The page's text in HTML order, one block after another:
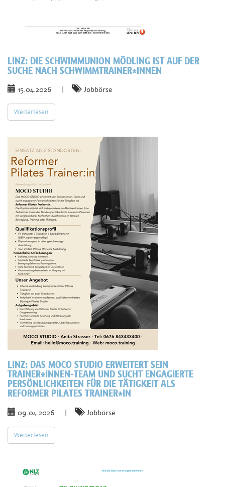
LINZ: DIE SCHWIMMUNION MÖDLING IST AUF DER
SUCHE NACH SCHWIMMTRAINER*INNEN
15.04.2026 Jobbörse
Weiterlesen
LINZ: DAS MOCO STUDIO ERWEITERT SEIN
TRAINER*INNEN-TEAM UND SUCHT ENGAGIERTE
PERSÖNLICHKEITEN FÜR DIE TÄTIGKEIT ALS
REFORMER PILATES TRAINER*IN
09.04.2026 | Jobbörse
Weiterlesen